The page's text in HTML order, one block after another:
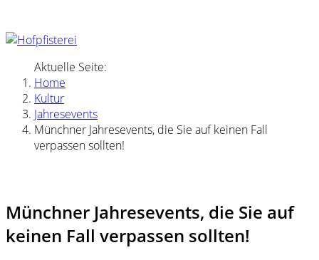
Aktuelle Seite:
Home
Kultur
Jahresevents
Münchner Jahresevents, die Sie auf keinen Fall
verpassen sollten!
Münchner Jahresevents, die Sie auf
keinen Fall verpassen sollten!